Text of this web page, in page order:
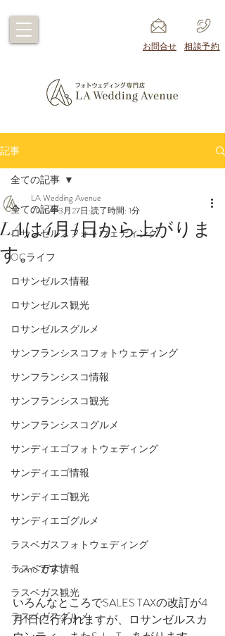
​お問合せ ​相談予約
記事
全ての記事
ロサンゼルスフォトウェディング
OCライフ
ロサンゼルス情報
ロサンゼルス観光
ロサンゼルスグルメ
サンフランシスコフォトウェディング
サンフランシスコ情報
サンフランシスコ観光
サンフランシスコグルメ
サンディエゴフォトウェディング
サンディエゴ情報
サンディエゴ観光
サンディエゴグルメ
ラスベガスフォトウェディング
ラスベガス情報
ラスベガス観光
ラスベガスグルメ
全ての記事
LAは4月1日から上がりま
す。
LA Wedding Avenue
2025年3月27日 読了時間: 1分
Tomoです。
いろんなところでSALES TAXの改訂が4
月1日に行われますが、ロサンゼルスカ